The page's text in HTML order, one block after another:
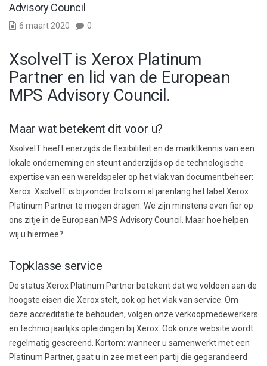
Advisory Council
6 maart 2020 0
XsolveIT is Xerox Platinum
Partner en lid van de European
MPS Advisory Council.
Maar wat betekent dit voor u?
XsolveIT heeft enerzijds de flexibiliteit en de marktkennis van een
lokale onderneming en steunt anderzijds op de technologische
expertise van een wereldspeler op het vlak van documentbeheer:
Xerox. XsolveIT is bijzonder trots om al jarenlang het label Xerox
Platinum Partner te mogen dragen. We zijn minstens even fier op
ons zitje in de European MPS Advisory Council. Maar hoe helpen
wij u hiermee?
Topklasse service
De status Xerox Platinum Partner betekent dat we voldoen aan de
hoogste eisen die Xerox stelt, ook op het vlak van service. Om
deze accreditatie te behouden, volgen onze verkoopmedewerkers
en technici jaarlijks opleidingen bij Xerox. Ook onze website wordt
regelmatig gescreend. Kortom: wanneer u samenwerkt met een
Platinum Partner, gaat u in zee met een partij die gegarandeerd